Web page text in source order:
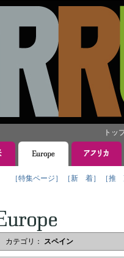
トッ
［特集ページ］ ［新 着］ ［推
カテゴリ： スペイン